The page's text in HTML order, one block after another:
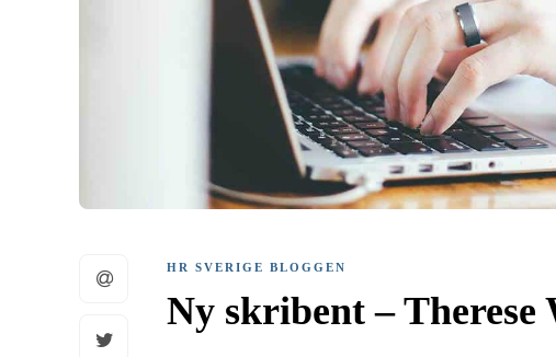
HR SVERIGE BLOGGEN
Ny skribent – Therese